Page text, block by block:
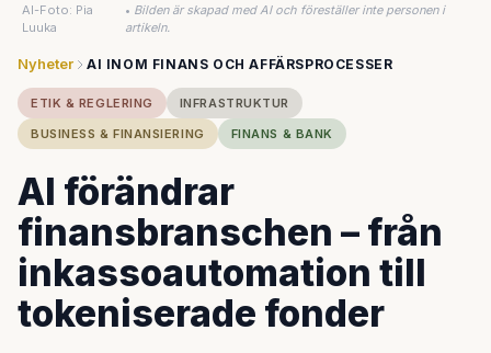
AI-Foto: Pia
Luuka
• Bilden är skapad med AI och föreställer inte personen i
artikeln.
Nyheter AI INOM FINANS OCH AFFÄRSPROCESSER
ETIK & REGLERING
INFRASTRUKTUR
BUSINESS & FINANSIERING
FINANS & BANK
AI förändrar
finansbranschen – från
inkassoautomation till
tokeniserade fonder